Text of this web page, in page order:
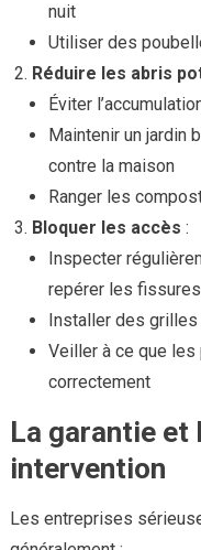
nuit
Utiliser des
Réduire les abris
Éviter
Maintenir un jardin
contre la maison
Ranger les
Bloquer les accès :
Inspecter
repérer les fissures
Installer des
Veiller à ce que
correctement
La garantie et
intervention
Les entreprises